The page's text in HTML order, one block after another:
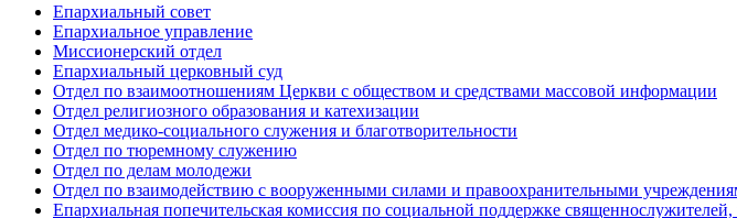
Епархиальный совет
Епархиальное управление
Миссионерский отдел
Епархиальный церковный суд
Отдел по взаимоотношениям Церкви с обществом и средствами массовой информации
Отдел религиозного образования и катехизации
Отдел медико-социального служения и благотворительности
Отдел по тюремному служению
Отдел по делам молодежи
Отдел по взаимодействию с вооруженными силами и правоохранительными
Епархиальная попечительская комиссия по социальной поддержке